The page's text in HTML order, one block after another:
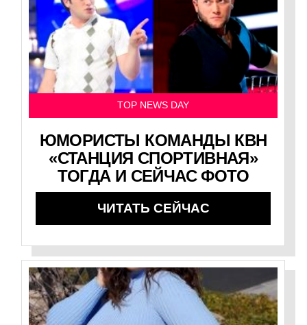
TOP NEWS DAY
ЮМОРИСТЫ КОМАНДЫ КВН
«СТАНЦИЯ СПОРТИВНАЯ»
ТОГДА И СЕЙЧАС ФОТО
ЧИТАТЬ СЕЙЧАС